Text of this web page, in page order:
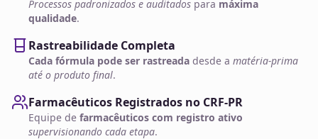
Processos padronizados e auditados para máxima
qualidade.
Rastreabilidade Completa
Cada fórmula pode ser rastreada desde a matéria-prima
até o produto final.
Farmacêuticos Registrados no CRF-PR
Equipe de farmacêuticos com registro ativo
supervisionando cada etapa.